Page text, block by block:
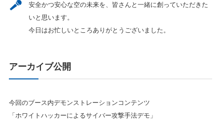
安全かつ安心な空の未来を、皆さんと一緒に創っていただきた
いと思います。
今日はお忙しいところありがとうございました。
アーカイブ公開
今回のブース内デモンストレーションコンテンツ
「ホワイトハッカーによるサイバー攻撃手法デモ」